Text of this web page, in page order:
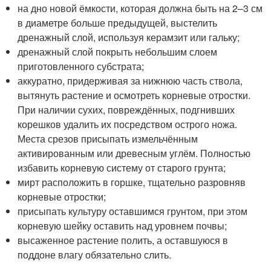
на дно новой ёмкости, которая должна быть на 2–3 см
в диаметре больше предыдущей, выстелить
дренажный слой, используя керамзит или гальку;
дренажный слой покрыть небольшим слоем
приготовленного субстрата;
аккуратно, придерживая за нижнюю часть ствола,
вытянуть растение и осмотреть корневые отростки.
При наличии сухих, повреждённых, подгнивших
корешков удалить их посредством острого ножа.
Места срезов присыпать измельчённым
активированным или древесным углём. Полностью
избавить корневую систему от старого грунта;
мирт расположить в горшке, тщательно разровняв
корневые отростки;
присыпать культуру оставшимся грунтом, при этом
корневую шейку оставить над уровнем почвы;
высаженное растение полить, а оставшуюся в
поддоне влагу обязательно слить.